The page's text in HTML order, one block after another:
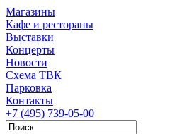
Магазины
Кафе и рестораны
Выставки
Концерты
Новости
Схема ТВК
Парковка
Контакты
+7 (495) 739-05-00